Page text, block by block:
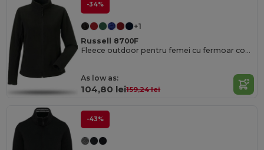
-34%
+1
Russell 8700F
Fleece outdoor pentru femei cu fermoar complet
As low as:
104,80 lei159,24 lei
-43%